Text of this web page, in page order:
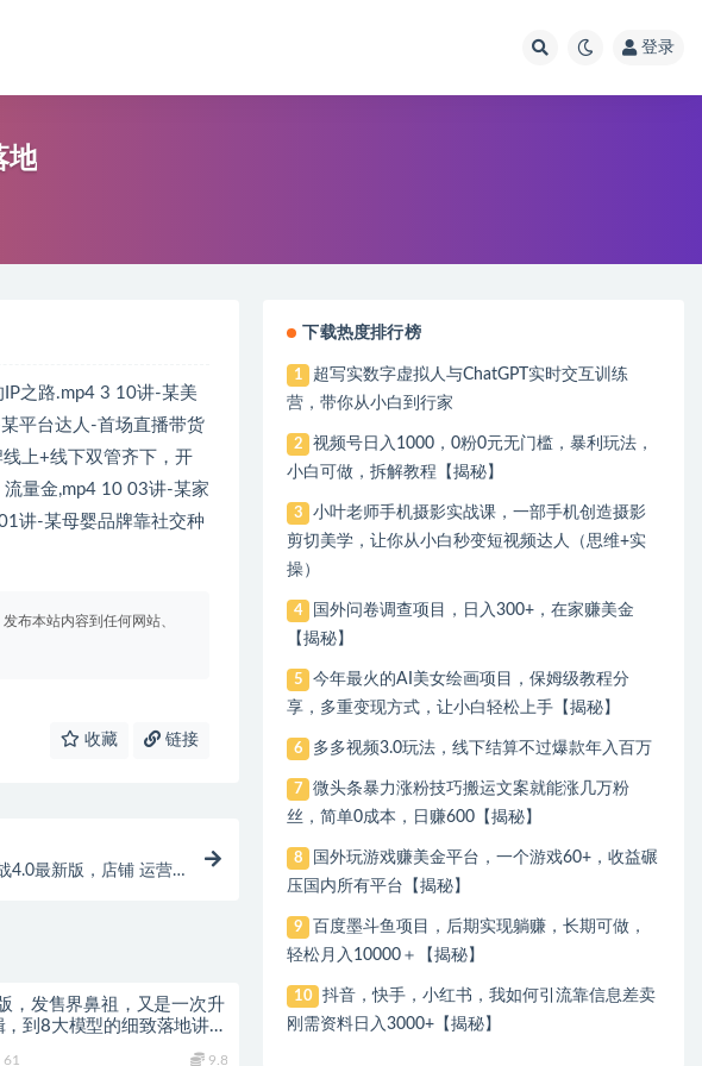
登录
地
之路.mp4 3 10讲-某美
平台达人-首场直播带货
上+线下双管齐下，开
量金,mp4 10 03讲-某家
讲-某母婴品牌靠社交种
布本站内容到任何网站、
收藏 链接
4.0最新版，店铺 运营
，发售界鼻祖，又是一次升
到8大模型的细致落地讲解
61 9.8
下载热度排行榜
1
超写实数字虚拟人与ChatGPT实时交互训练
营，带你从小白到行家
2
视频号日入1000，0粉0元无门槛，暴利玩法，
小白可做，拆解教程【揭秘】
3
小叶老师手机摄影实战课，一部手机创造摄影
剪切美学，让你从小白秒变短视频达人（思维+实
操）
4
国外问卷调查项目，日入300+，在家赚美金
【揭秘】
5
今年最火的AI美女绘画项目，保姆级教程分
享，多重变现方式，让小白轻松上手【揭秘】
6 多多视频3.0玩法，线下结算不过爆款年入百万
7
微头条暴力涨粉技巧搬运文案就能涨几万粉
丝，简单0成本，日赚600【揭秘】
8
国外玩游戏赚美金平台，一个游戏60+，收益碾
压国内所有平台【揭秘】
9
百度墨斗鱼项目，后期实现躺赚，长期可做，
轻松月入10000＋【揭秘】
10
抖音，快手，小红书，我如何引流靠信息差卖
刚需资料日入3000+【揭秘】